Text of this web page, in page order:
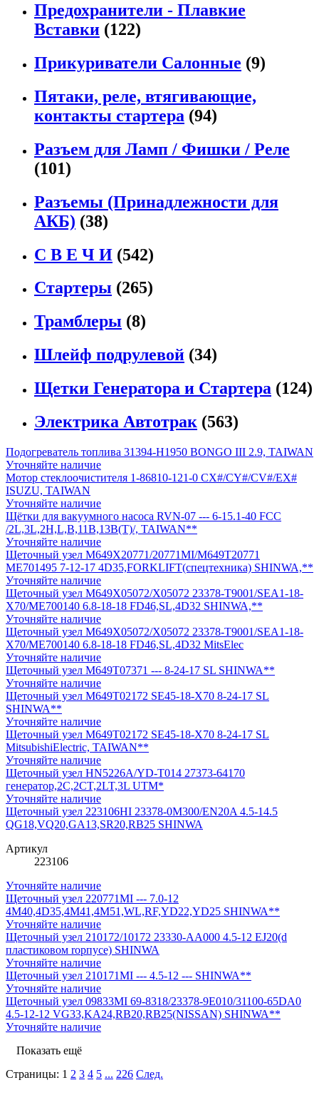
Предохранители - Плавкие
Вставки (122)
Прикуриватели Салонные (9)
Пятаки, реле, втягивающие,
контакты стартера (94)
Разъем для Ламп / Фишки / Реле
(101)
Разъемы (Принадлежности для
АКБ) (38)
С В Е Ч И (542)
Стартеры (265)
Трамблеры (8)
Шлейф подрулевой (34)
Щетки Генератора и Стартера (124)
Электрика Автотрак (563)
Подогреватель топлива 31394-H1950 BONGO III 2.9, TAIWAN
Уточняйте наличие
Мотор стеклоочистителя 1-86810-121-0 CX#/CY#/CV#/EX#
ISUZU, TAIWAN
Уточняйте наличие
Щётки для вакуумного насоса RVN-07 --- 6-15.1-40 FCC
/2L,3L,2H,L,B,11B,13B(T)/, TAIWAN**
Уточняйте наличие
Щеточный узел M649X20771/20771MI/M649T20771
ME701495 7-12-17 4D35,FORKLIFT(спецтехника) SHINWA,**
Уточняйте наличие
Щеточный узел M649X05072/X05072 23378-T9001/SEA1-18-
X70/ME700140 6.8-18-18 FD46,SL,4D32 SHINWA,**
Уточняйте наличие
Щеточный узел M649X05072/X05072 23378-T9001/SEA1-18-
X70/ME700140 6.8-18-18 FD46,SL,4D32 MitsElec
Уточняйте наличие
Щеточный узел M649T07371 --- 8-24-17 SL SHINWA**
Уточняйте наличие
Щеточный узел M649T02172 SE45-18-X70 8-24-17 SL
SHINWA**
Уточняйте наличие
Щеточный узел M649T02172 SE45-18-X70 8-24-17 SL
MitsubishiElectric, TAIWAN**
Уточняйте наличие
Щеточный узел HN5226A/YD-T014 27373-64170
генератор,2C,2CT,2LT,3L UTM*
Уточняйте наличие
Щеточный узел 223106HI 23378-0M300/EN20A 4.5-14.5
QG18,VQ20,GA13,SR20,RB25 SHINWA
Артикул
223106
Уточняйте наличие
Щеточный узел 220771MI --- 7.0-12
4M40,4D35,4M41,4M51,WL,RF,YD22,YD25 SHINWA**
Уточняйте наличие
Щеточный узел 210172/10172 23330-AA000 4.5-12 EJ20(d
пластиковом rорпусе) SHINWA
Уточняйте наличие
Щеточный узел 210171MI --- 4.5-12 --- SHINWA**
Уточняйте наличие
Щеточный узел 09833MI 69-8318/23378-9E010/31100-65DA0
4.5-12-12 VG33,KA24,RB20,RB25(NISSAN) SHINWA**
Уточняйте наличие
Показать ещё
Страницы: 1 2 3 4 5 ... 226 След.